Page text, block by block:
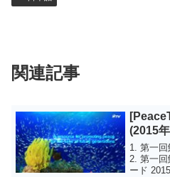
関連記事
(2015
1. 第一
2. 第一回
ード